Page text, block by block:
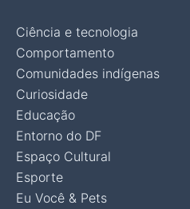
Ciência e tecnologia
Comportamento
Comunidades indígenas
Curiosidade
Educação
Entorno do DF
Espaço Cultural
Esporte
Eu Você & Pets